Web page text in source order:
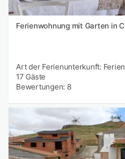
Ferienwohnung mit Garten in
Art der Ferienunterkunft:
17 Gäste
Bewertungen: 8